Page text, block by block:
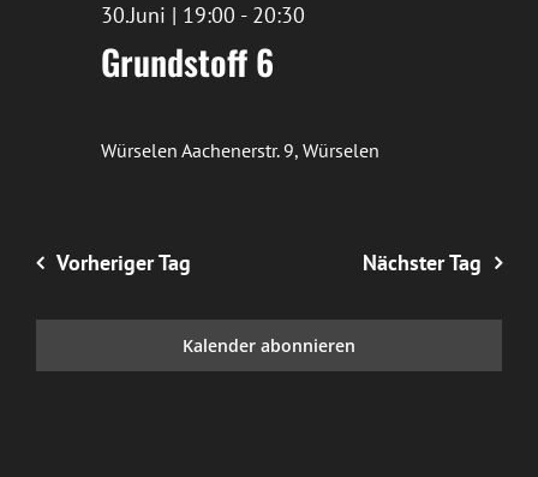
Grundstoff 6
30.Juni | 19:00 - 20:30
Würselen Aachenerstr. 9, Würselen
Vorheriger Tag Nächster Tag
Kalender abonnieren